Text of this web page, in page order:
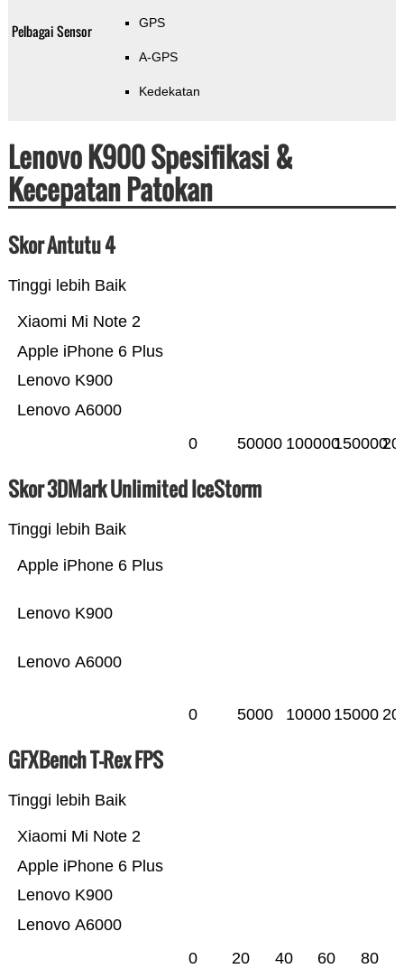
Pelbagai Sensor GPS
A-GPS
Kedekatan
Lenovo K900 Spesifikasi &
Kecepatan Patokan
Skor Antutu 4
Tinggi lebih Baik
Lenovo A6000
Lenovo K900
Apple iPhone 6 Plus
Xiaomi Mi Note 2
0 50000 100000150000
Skor 3DMark Unlimited IceStorm
Tinggi lebih Baik
Lenovo A6000
Lenovo K900
Apple iPhone 6 Plus
0 5000 10000 15000
GFXBench T-Rex FPS
Tinggi lebih Baik
Lenovo A6000
Lenovo K900
Apple iPhone 6 Plus
Xiaomi Mi Note 2
0 20 40 60 80